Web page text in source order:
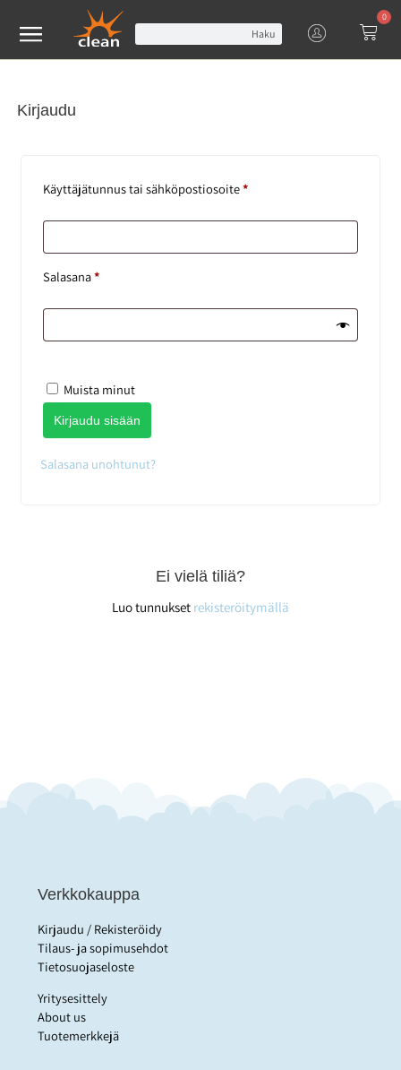
Haku
0
Kirjaudu
Käyttäjätunnus tai sähköpostiosoite*
Salasana*
Muista minut
Kirjaudu sisään
Salasana unohtunut?
Ei vielä tiliä?
Luo tunnukset rekisteröitymällä
Verkkokauppa
Kirjaudu / Rekisteröidy
Tilaus- ja sopimusehdot
Tietosuojaseloste
Yritysesittely
About us
Tuotemerkkejä